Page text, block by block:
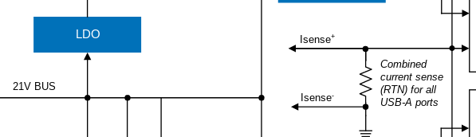
LDO
21V BUS
Isense+
Isense-
Combined
current sense
(RTN) for all
USB-A ports